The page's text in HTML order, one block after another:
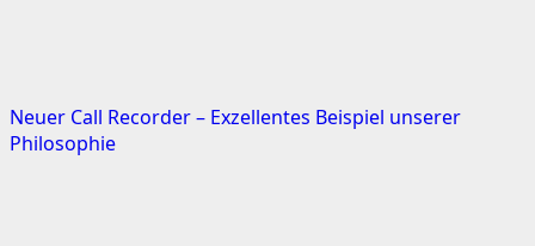
Neuer Call Recorder – Exzellentes Beispiel unserer
Philosophie